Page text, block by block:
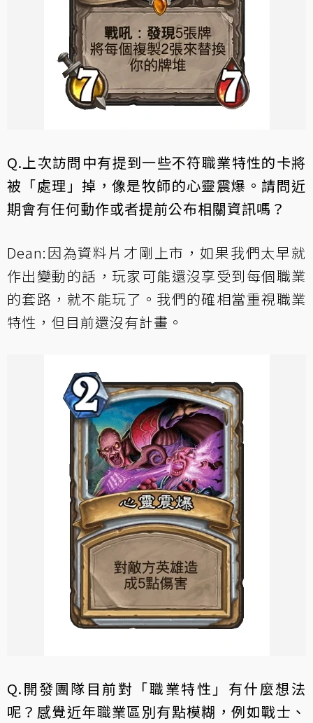
Q.上次訪問中有提到一些不符職業特性的卡將
被「處理」掉，像是牧師的心靈震爆。請問近
期會有任何動作或者提前公布相關資訊嗎？
Dean:因為資料片才剛上市，如果我們太早就
作出變動的話，玩家可能還沒享受到每個職業
的套路，就不能玩了。我們的確相當重視職業
特性，但目前還沒有計畫。
Q.開發團隊目前對「職業特性」有什麼想法
呢？感覺近年職業區別有點模糊，例如戰士、